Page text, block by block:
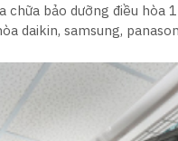
chữa bảo dưỡng điều hòa
daikin, samsung,